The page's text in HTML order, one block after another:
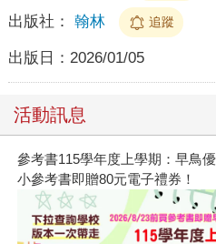
出版社： 翰林 追蹤
出版日： 2026/01/05
活動訊息
參考書115學年度上學期：早鳥
小參考書即贈80元電子禮券！